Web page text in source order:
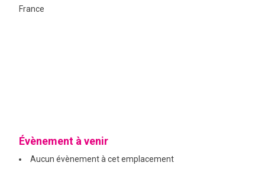
PUBLICATIONS
France
Évènement à venir
Aucun évènement à cet emplacement